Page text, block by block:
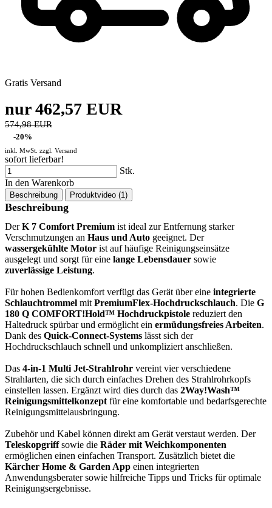
Gratis Versand
nur 462,57 EUR
574,98 EUR
-20%
inkl. MwSt. zzgl. Versand
sofort lieferbar!
Stk.
In den Warenkorb
Beschreibung Produktvideo (1)
Beschreibung
DerK 7 Comfort Premium ist ideal zur Entfernung starker
Verschmutzungen an Haus und Auto geeignet. Der
wassergekühlte Motor ist auf häufige Reinigungseinsätze
ausgelegt und sorgt für eine lange Lebensdauer sowie
zuverlässige Leistung.
Für hohen Bedienkomfort verfügt das Gerät über eine integrierte
Schlauchtrommel mit PremiumFlex-Hochdruckschlauch. Die G
180 Q COMFORT!Hold™ Hochdruckpistole reduziert den
Haltedruck spürbar und ermöglicht ein ermüdungsfreies Arbeiten.
Dank des Quick-Connect-Systems lässt sich der
Hochdruckschlauch schnell und unkompliziert anschließen.
Das 4-in-1 Multi Jet-Strahlrohr vereint vier verschiedene
Strahlarten, die sich durch einfaches Drehen des Strahlrohrkopfs
einstellen lassen. Ergänzt wird dies durch das 2Way!Wash™
Reinigungsmittelkonzept für eine komfortable und bedarfsgerechte
Reinigungsmittelausbringung.
Zubehör und Kabel können direkt am Gerät verstaut werden. Der
Teleskopgriffsowie die Räder mit Weichkomponenten
ermöglichen einen einfachen Transport. Zusätzlich bietet die
Kärcher Home & Garden App einen integrierten
Anwendungsberater sowie hilfreiche Tipps und Tricks für optimale
Reinigungsergebnisse.